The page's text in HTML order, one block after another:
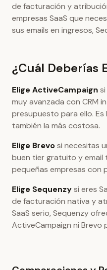
de facturación y
empresas SaaS que
sus emails en ingresos,
¿Cuál Deberías
Elige ActiveCampaign
muy avanzada con CRM
presupuesto para ello.
también la más costosa.
Elige Brevosi necesitas
buen tier gratuito y email
pequeñas empresas con
Elige Sequenzysi eres
de facturación nativa y
SaaS serio, Sequenzy
ActiveCampaign ni Brevo